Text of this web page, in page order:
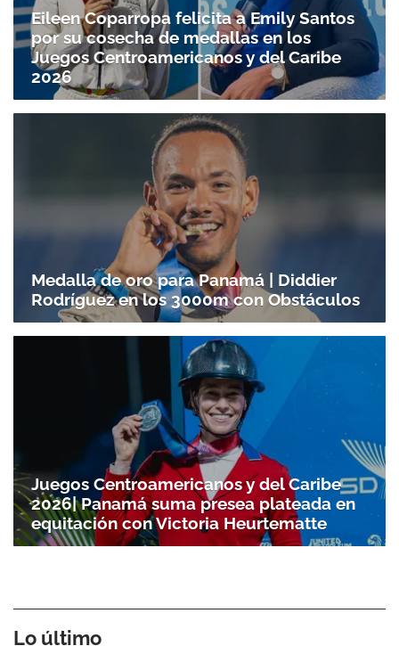
Eileen Coparropa felicita a Emily Santos
por su cosecha de medallas en los
Juegos Centroamericanos y del Caribe
2026
Medalla de oro para Panamá | Diddier
Rodríguez en los 3000m con Obstáculos
Juegos Centroamericanos y del Caribe
2026| Panamá suma presea plateada en
equitación con Victoria Heurtematte
Lo último